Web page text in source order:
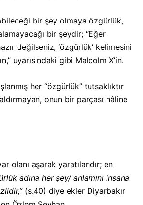
bir şey olmaya özgürlük,
bir şeydir; “Eğer
değilseniz, ‘özgürlük’ kelimesini
uyarısındaki gibi Malcolm X’in.
her “özgürlük” tutsaklıktır
onun bir parçası hâline
olanı aşarak yaratılandır; en
adına her şey/ anlamını insana
(s.40) diye ekler Diyarbakır